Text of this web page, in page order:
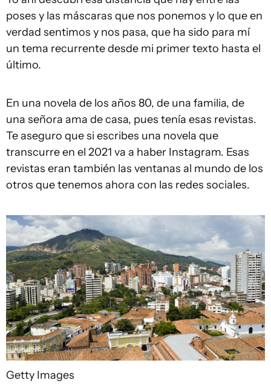
poses y las máscaras que nos ponemos y lo que en
verdad sentimos y nos pasa, que ha sido para mí
un tema recurrente desde mi primer texto hasta el
último.
En una novela de los años 80, de una familia, de
una señora ama de casa, pues tenía esas revistas.
Te aseguro que si escribes una novela que
transcurre en el 2021 va a haber Instagram. Esas
revistas eran también las ventanas al mundo de los
otros que tenemos ahora con las redes sociales.
Getty Images